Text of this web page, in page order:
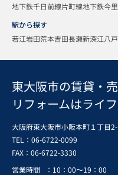
地下鉄千日前線片町線地下鉄今
駅から探す
若江岩田荒本吉田長瀬新深江八
東大阪市の賃貸・
リフォームはライ
大阪府東大阪市小阪本町１丁目
TEL：06-6722-0099
FAX： 06-6722-3330
営業時間
：10：00～19：00